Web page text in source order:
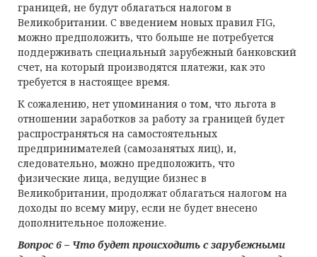
границей, не будут облагаться налогом в
Великобритании. С введением новых правил FIG,
можно предположить, что больше не потребуется
поддерживать специальный зарубежный банковский
счет, на который производятся платежи, как это
требуется в настоящее время.
К сожалению, нет упоминания о том, что льгота в
отношении заработков за работу за границей будет
распространяться на самостоятельных
предпринимателей (самозанятых лиц), и,
следовательно, можно предположить, что
физические лица, ведущие бизнес в
Великобритании, продолжат облагаться налогом на
доходы по всему миру, если не будет внесено
дополнительное положение.
Вопрос 6 – Что будет происходить сзарубежными